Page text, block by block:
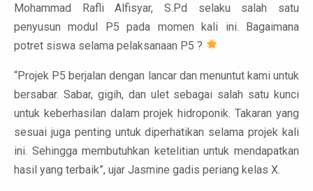
Mohammad Rafli Alfisyar, S.Pd selaku salah satu
penyusun modul P5 pada momen kali ini. Bagaimana
potret siswa selama pelaksanaan P5 ?
“Projek P5 berjalan dengan lancar dan menuntut kami untuk
bersabar. Sabar, gigih, dan ulet sebagai salah satu kunci
untuk keberhasilan dalam projek hidroponik. Takaran yang
sesuai juga penting untuk diperhatikan selama projek kali
ini. Sehingga membutuhkan ketelitian untuk mendapatkan
hasil yang terbaik”, ujar Jasmine gadis periang kelas X.